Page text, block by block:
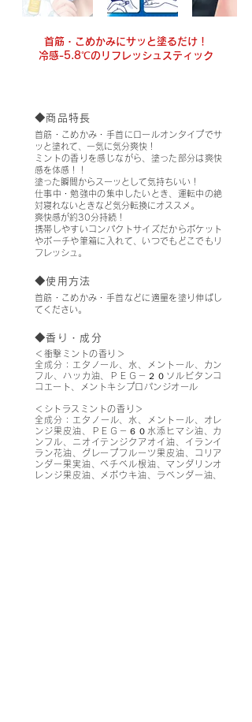
首筋・こめかみにサッと塗るだけ！
冷感-5.8℃のリフレッシュスティック
◆商品特長
首筋・こめかみ・手首にロールオンタイプでサ
ッと塗れて、一気に気分爽快！
ミントの香りを感じながら、塗った部分は爽快
感を体感！！
塗った瞬間からスーッとして気持ちいい！
仕事中・勉強中の集中したいとき、運転中の絶
対寝れないときなど気分転換にオススメ。
爽快感が約30分持続！
携帯しやすいコンパクトサイズだからポケット
やポーチや筆箱に入れて、いつでもどこでもリ
フレッシュ。
◆使用方法
首筋・こめかみ・手首などに適量を塗り伸ばし
てください。
◆香り・成分
＜衝撃ミントの香り＞
全成分：エタノール、水、メントール、カン
フル、ハッカ油、ＰＥＧ－２０ソルビタンコ
コエート、メントキシプロパンジオール
＜シトラスミントの香り＞
​全成分：エタノール、水、メントール、オレ
ンジ果皮油、ＰＥＧ－６０水添ヒマシ油、カ
ンフル、ニオイテンジクアオイ油、イランイ
ラン花油、グレープフルーツ果皮油、コリア
ンダー果実油、ベチベル根油、マンダリンオ
レンジ果皮油、メボウキ油、ラベンダー油、